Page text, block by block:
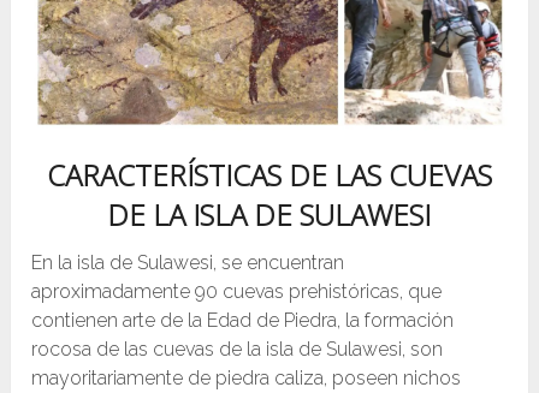
CARACTERÍSTICAS DE LAS CUEVAS
DE LA ISLA DE SULAWESI
En la isla de Sulawesi, se encuentran
aproximadamente 90 cuevas prehistóricas, que
contienen arte de la Edad de Piedra, la formación
rocosa de las cuevas de la isla de Sulawesi, son
mayoritariamente de piedra caliza, poseen nichos